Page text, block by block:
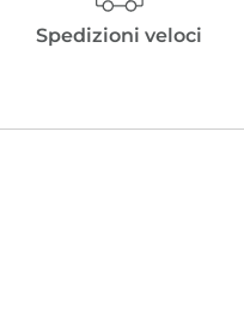
Spedizioni veloci